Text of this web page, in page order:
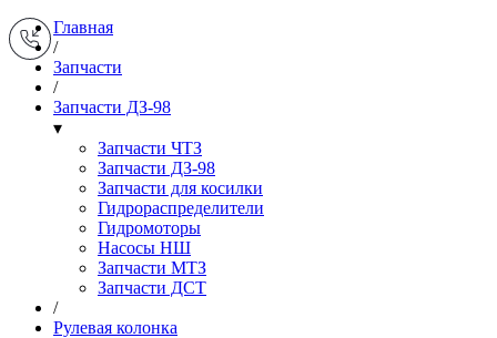
Главная
/
Запчасти
/
Запчасти ДЗ-98
▾
Запчасти ЧТЗ
Запчасти ДЗ-98
Запчасти для косилки
Гидрораспределители
Гидромоторы
Насосы НШ
Запчасти МТЗ
Запчасти ДСТ
/
Рулевая колонка